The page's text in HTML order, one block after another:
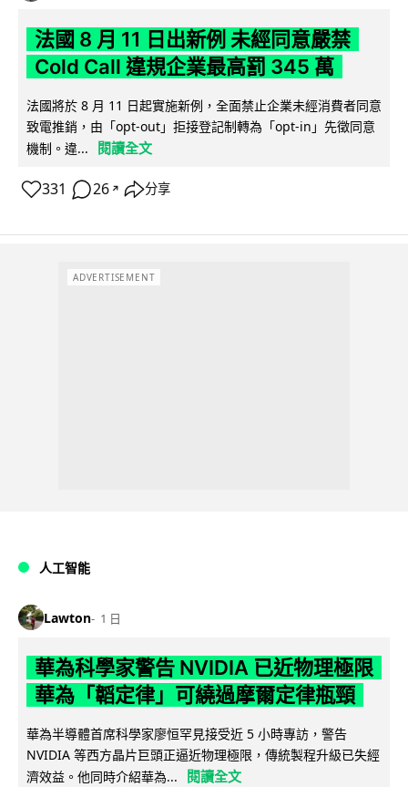
法國 8 月 11 日出新例 未經同意嚴禁
Cold Call 違規企業最高罰 345 萬
法國將於 8 月 11 日起實施新例，全面禁止企業未經消費者同意
致電推銷，由「opt-out」拒接登記制轉為「opt-in」先徵同意
機制。違...
閱讀全文
331 26 ↗ 分享
ADVERTISEMENT
人工智能
Lawton 1 日
華為科學家警告 NVIDIA 已近物理極限
華為「韜定律」可繞過摩爾定律瓶頸
華為半導體首席科學家廖恒罕見接受近 5 小時專訪，警告
NVIDIA 等西方晶片巨頭正逼近物理極限，傳統製程升級已失經
濟效益。他同時介紹華為...
閱讀全文